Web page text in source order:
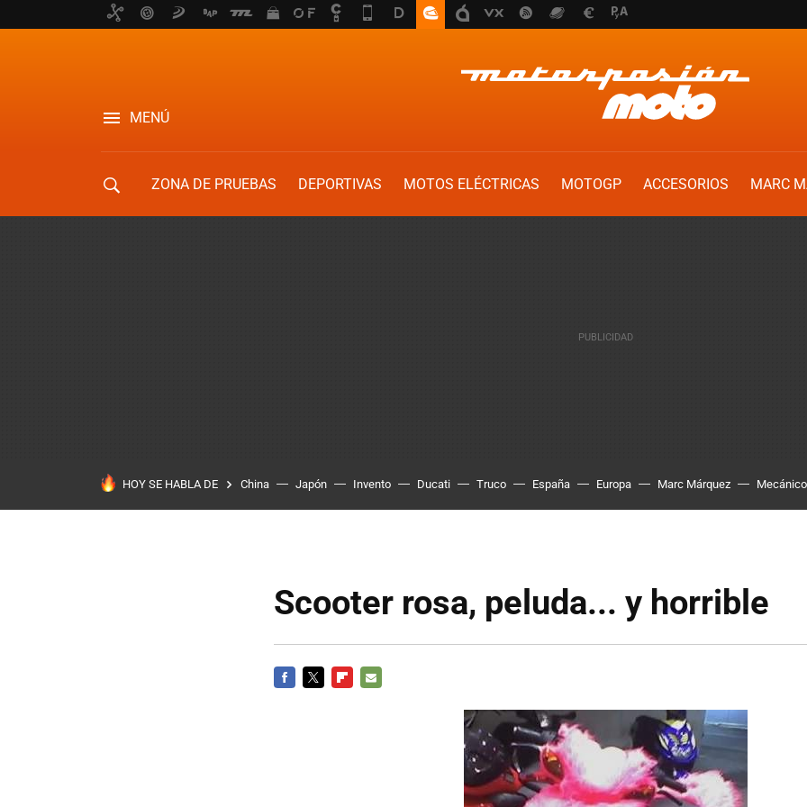
MENÚ
ZONA DE PRUEBAS DEPORTIVAS MOTOS ELÉCTRICAS MOTOGP ACCESORIOS
MARC
HOY SE HABLA DE China Japón Invento Ducati Truco España Europa Marc Márquez Mecánico
Scooter rosa, peluda... y horrible